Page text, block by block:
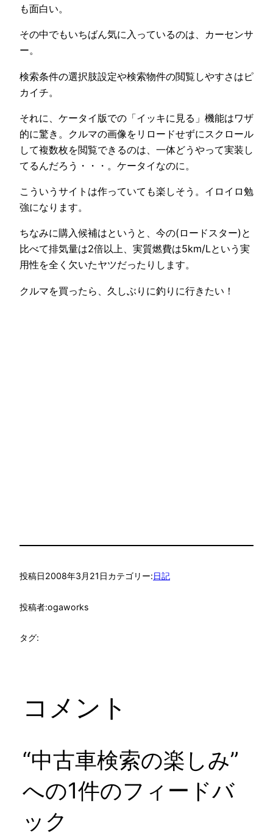
も面白い。
その中でもいちばん気に入っているのは、カーセンサ
ー。
検索条件の選択肢設定や検索物件の閲覧しやすさはピ
カイチ。
それに、ケータイ版での「イッキに見る」機能はワザ
的に驚き。クルマの画像をリロードせずにスクロール
して複数枚を閲覧できるのは、一体どうやって実装し
てるんだろう・・・。ケータイなのに。
こういうサイトは作っていても楽しそう。イロイロ勉
強になります。
ちなみに購入候補はというと、今の(ロードスター)と
比べて排気量は2倍以上、実質燃費は5km/Lという実
用性を全く欠いたヤツだったりします。
クルマを買ったら、久しぶりに釣りに行きたい！
投稿日2008年3月21日カテゴリー:日記
投稿者:ogaworks
タグ:
コメント
“中古車検索の楽しみ”
への1件のフィードバ
ック